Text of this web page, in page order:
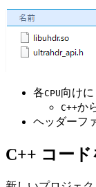
各CPU向け
C++か
ヘッダーフ
C++ コー